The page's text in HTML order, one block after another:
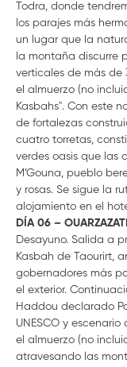
Todra, donde
los parajes más
un lugar que la
la montaña discurre
verticales de más de
el almuerzo (no
Kasbahs". Con este
de fortalezas
cuatro torretas,
verdes oasis que las
M’Gouna, pueblo
y rosas. Se sigue la
alojamiento en el
DÍA 06 –
Desayuno. Salida a
Kasbah de Taourirt,
gobernadores más
el exterior.
Haddou declarado
UNESCO y
el almuerzo (no
atravesando las